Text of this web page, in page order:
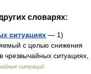
словарях:
ситуациях — 1)
с целью снижения
чрезвычайных ситуациях,
ситуаций